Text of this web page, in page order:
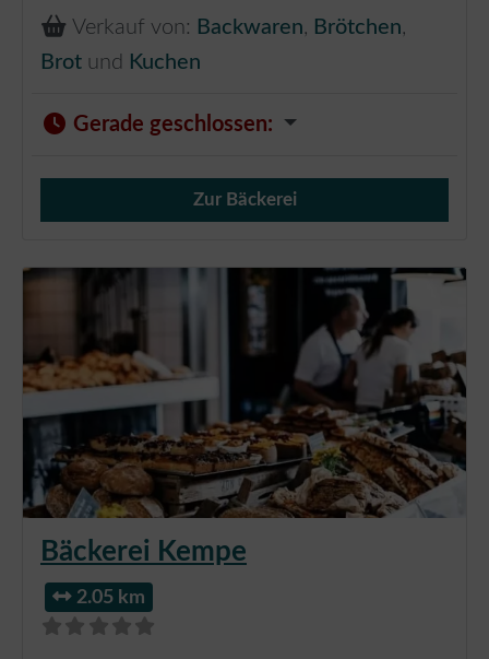
Verkauf von: Backwaren, Brötchen,
Brot und Kuchen
Gerade geschlossen:
Verkauf von Brötchen,
Zur Bäckerei
Bäckerei Kempe
2.05 km